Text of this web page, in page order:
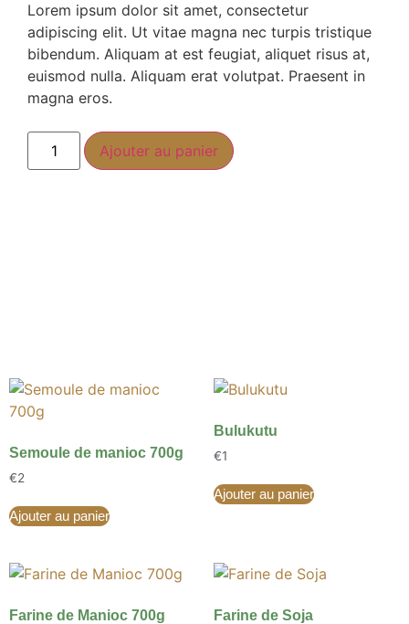
Lorem ipsum dolor sit amet, consectetur
adipiscing elit. Ut vitae magna nec turpis tristique
bibendum. Aliquam at est feugiat, aliquet risus at,
euismod nulla. Aliquam erat volutpat. Praesent in
magna eros.
Ajouter au panier
Semoule de manioc 700g
€2
Ajouter au panier
Bulukutu
€1
Ajouter au panier
Farine de Manioc 700g Farine de Soja